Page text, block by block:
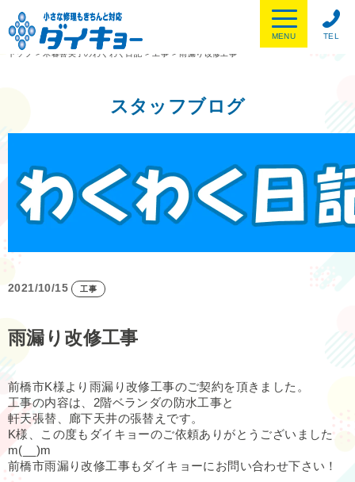
TEL
MENU
トップ
> 木暮喜美子のわくわく日記 > 工事 > 雨漏り改修工事
スタッフブログ
2021/10/15 工事
雨漏り改修工事
前橋市K様より雨漏り改修工事のご契約を頂きました。
工事の内容は、2階ベランダの防水工事と
軒天張替、廊下天井の張替えです。
K様、この度もダイキョーのご依頼ありがとうございました
m(__)m
前橋市雨漏り改修工事もダイキョーにお問い合わせ下さい！